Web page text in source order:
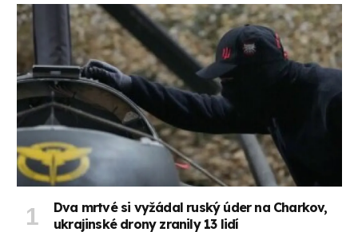
Dva mrtvé si vyžádal ruský úder na Charkov,
ukrajinské drony zranily 13 lidí